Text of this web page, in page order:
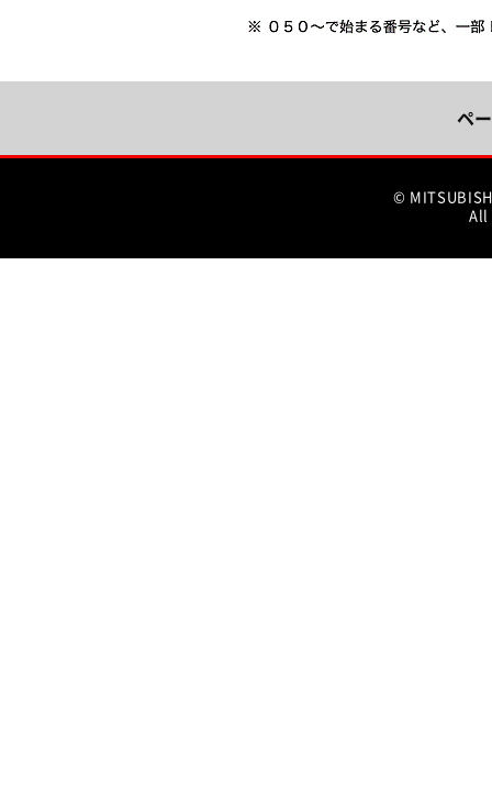
ペ
©
All